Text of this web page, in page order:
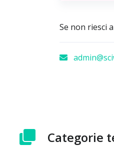
Se non riesci
Categorie